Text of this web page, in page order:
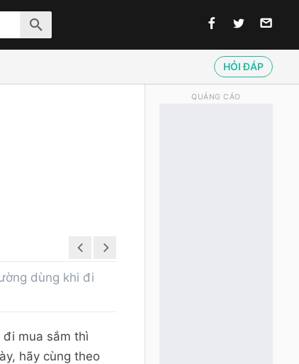
HỎI ĐÁP
dùng khi đi
mua sắm thì
hãy cùng theo
QUẢNG CÁO